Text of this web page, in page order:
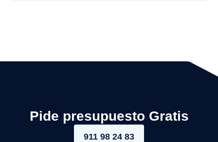
Pide presupuesto Gratis
911 98 24 83